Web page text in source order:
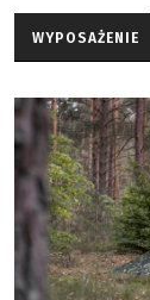
WYPOSAŻENIE